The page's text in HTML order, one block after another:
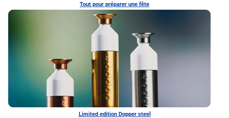
Tout pour préparer une fête
Limited edition Dopper steel